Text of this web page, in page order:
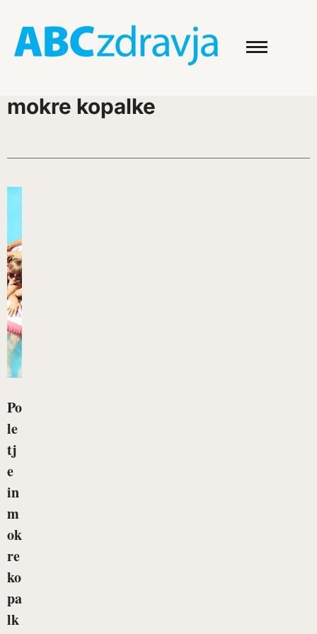
mokre kopalke
Po
le
tj
e
in
m
ok
re
ko
pa
lk